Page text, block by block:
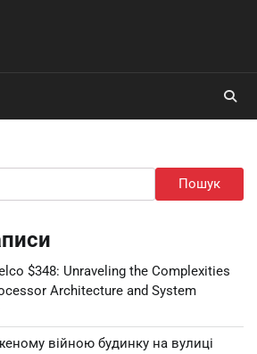
Пошук
$348: Unraveling the Complexities
Architecture and System
війною будинку на вулиці